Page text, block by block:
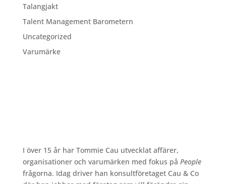
Talangjakt
Talent Management Barometern
Uncategorized
Varumärke
I över 15 år har Tommie Cau utvecklat affärer,
organisationer och varumärken med fokus på People
frågorna. Idag driver han konsultföretaget Cau & Co